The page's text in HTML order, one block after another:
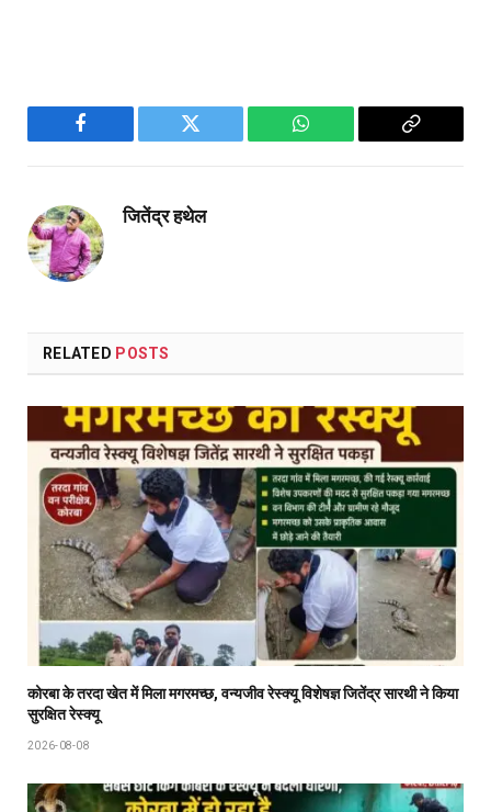
Facebook Twitter WhatsApp
Copy
जितेंद्र हथेल
RELATED POSTS
कोरबा के तरदा खेत में मिला मगरमच्छ, वन्यजीव रेस्क्यू विशेषज्ञ जितेंद्र सारथी ने किया
सुरक्षित रेस्क्यू
2026-08-08